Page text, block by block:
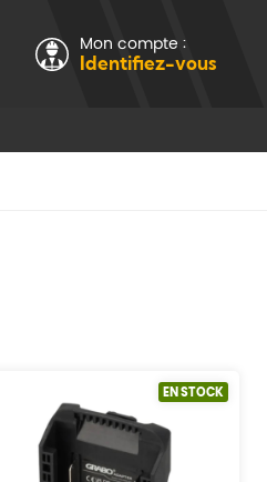
Mon compte :
Identifiez-vous
EN STOCK